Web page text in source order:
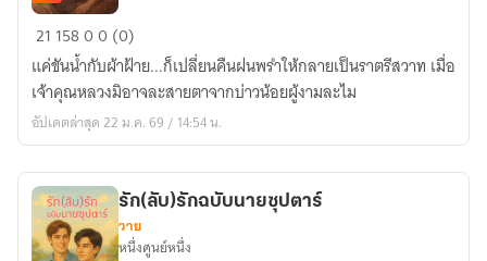
ชาย
เรือน
แพ
21 15800 (0)
แค่ขันน้ำกับผ้าฝ้าย...ก็เปลี่ยนคืนฝนพรำให้กลายเป็นราตรีสวาท เมื่อ
เจ้าคุณหลวงมิอาจละสายตาจากบ่าวน้อยผู้งามละไม
อัปเดตล่าสุด 22 ม.ค. 69 / 14:54 น.
รัก(ลับ)รักฉบับนายซุปตาร์
วาย
หนึ่งศูนย์หนึ่ง